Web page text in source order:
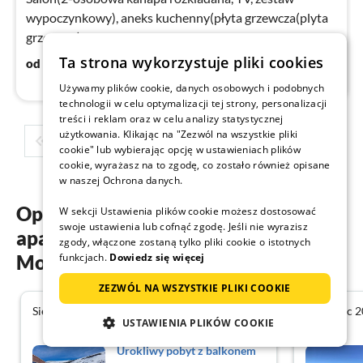
wypoczynkowy), aneks kuchenny(płyta grzewcza(plyta
grzewcza), czajnik, opiekacz do chleba, zaparzacz do
kawy(filter)
od 43€ / noc
1 2 3 4 5
Opinie gości o naszych
apartamentach wakacyjnych w
Mont de Lans
Sierpień 2026
Urokliwy pobyt z balkonem
Czerwiec
Ta strona wykorzystuje pliki cookies
Używamy plików cookie, danych osobowych i podobnych
technologii w celu optymalizacji tej strony, personalizacji
treści i reklam oraz w celu analizy statystycznej
użytkowania. Klikając na "Zezwól na wszystkie pliki
cookie" lub wybierając opcję w ustawieniach plików
cookie, wyrażasz na to zgodę, co zostało również opisane
w naszej Ochrona danych.
W sekcji Ustawienia plików cookie możesz dostosować
swoje ustawienia lub cofnąć zgodę. Jeśli nie wyrazisz
zgody, włączone zostaną tylko pliki cookie o istotnych
funkcjach. Dowiedz się więcej
ZEZWÓL NA WSZYSTKIE PLIKI COOKIE
USTAWIENIA PLIKÓW COOKIE